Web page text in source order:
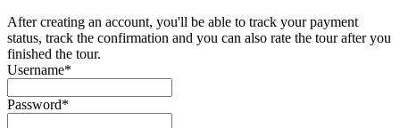
After creating an account, you'll be able to track your payment
status, track the confirmation and you can also rate the tour after you
finished the tour.
Username*
Password*